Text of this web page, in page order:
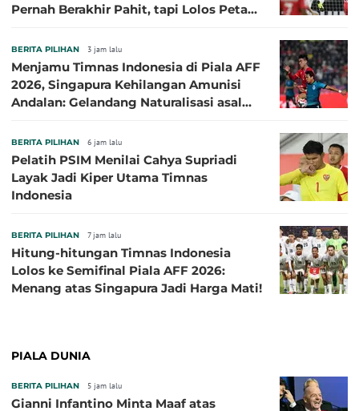
Pernah Berakhir Pahit, tapi Lolos Petaka
BERITA PILIHAN 3 jam lalu
Menjamu Timnas Indonesia di Piala AFF
2026, Singapura Kehilangan Amunisi
Andalan: Gelandang Naturalisasi asal
BERITA PILIHAN 6 jam lalu
Pelatih PSIM Menilai Cahya Supriadi
Layak Jadi Kiper Utama Timnas
Indonesia
BERITA PILIHAN 7 jam lalu
Hitung-hitungan Timnas Indonesia
Lolos ke Semifinal Piala AFF 2026:
Menang atas Singapura Jadi Harga Mati!
PIALA DUNIA
BERITA PILIHAN 5 jam lalu
Gianni Infantino Minta Maaf atas